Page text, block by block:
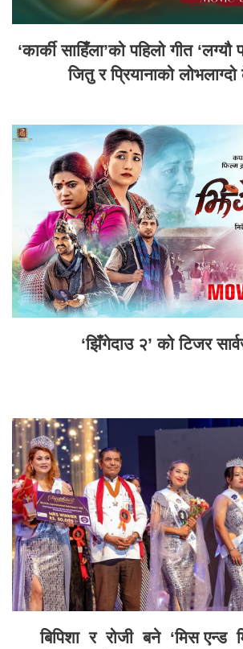
‘कार्की साहिँला’को पहिलो गीत ‘लग्यौ
जितु र प्रियानाको
‘झिँगेदाउ २’ को टिजर
बिपिशा र रोजी बने ‘मिस एन्ड